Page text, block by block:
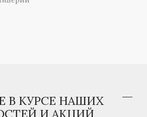
В КУРСЕ НАШИХ
И АКЦИЙ